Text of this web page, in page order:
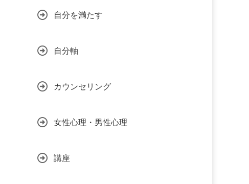
自分を満たす
自分軸
カウンセリング
女性心理・男性心理
講座